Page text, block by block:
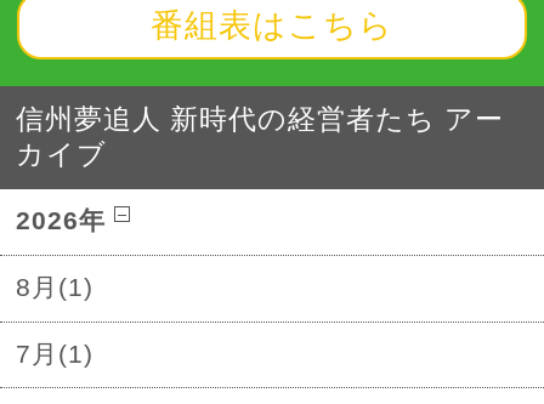
番組表はこちら
信州夢追人 新時代の経営者たち アー
カイブ
2026年
8月(1)
7月(1)